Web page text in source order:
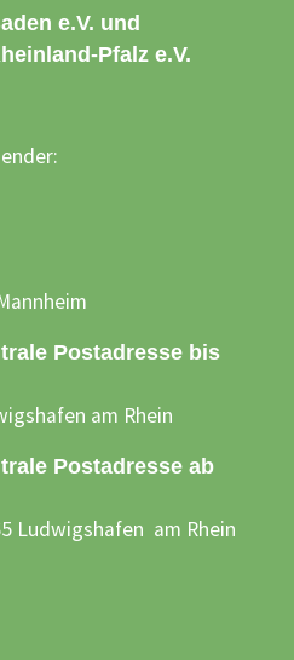
e.V. und
Pfalz e.V.
Postadresse bis
am Rhein
Postadresse ab
Ludwigshafen am Rhein